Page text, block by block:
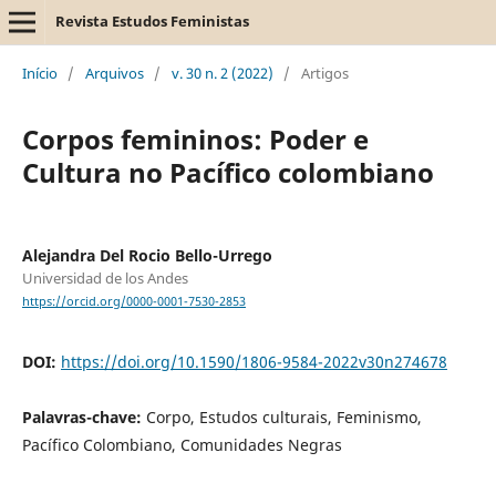
Revista Estudos Feministas
Início / Arquivos / v. 30 n. 2 (2022) / Artigos
Corpos femininos: Poder e
Cultura no Pacífico colombiano
Alejandra Del Rocio Bello-Urrego
Universidad de los Andes
https://orcid.org/0000-0001-7530-2853
DOI: https://doi.org/10.1590/1806-9584-2022v30n274678
Palavras-chave: Corpo, Estudos culturais, Feminismo,
Pacífico Colombiano, Comunidades Negras